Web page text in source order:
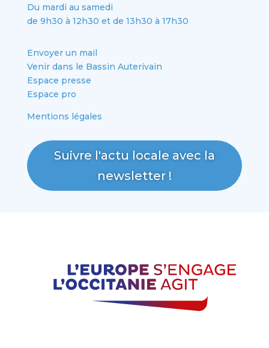
Du mardi au samedi
de 9h30 à 12h30 et de 13h30 à 17h30
Envoyer un mail
Venir dans le Bassin Auterivain
Espace presse
Espace pro
Mentions légales
Suivre l'actu locale avec la
newsletter !